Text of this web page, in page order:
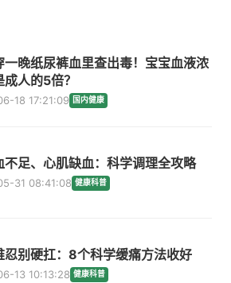
一晚纸尿裤血里查出毒！宝宝血液浓
成人的5倍？
18 17:21:09 国内健康
不足、心肌缺血：科学调理全攻略
31 08:41:08 健康科普
忍别硬扛：8个科学缓痛方法收好
13 10:13:28 健康科普